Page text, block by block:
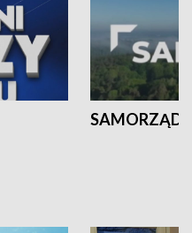
SAMORZĄD